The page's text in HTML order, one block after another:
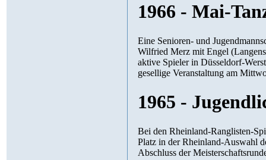
1966 - Mai-
Eine Senioren- und Jugendmannschaft wurde
Wilfried Merz mit Engel (Langenscheid) den 3. Platz im Doppel. Zu einem Freundschaftsspiel weilten einige
aktive Spieler in Düsseldorf-Wersten. Der Sport Klub
gesellige Veranstaltung
1965 -
Bei den Rheinland-Ranglisten-Spielen der Jugend
Platz in der Rheinland-Auswahl der Jugend. Nach seinem Wechsel zum TV Bergnassau-Scheuern nach